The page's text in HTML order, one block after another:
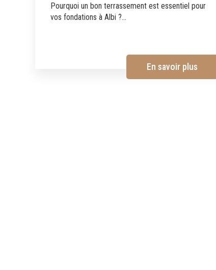
Pourquoi un bon terrassement est essentiel pour
vos fondations à Albi ?...
En savoir plus